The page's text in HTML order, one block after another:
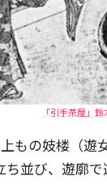
「引手茶屋」
もの妓楼（
並び、遊廓で